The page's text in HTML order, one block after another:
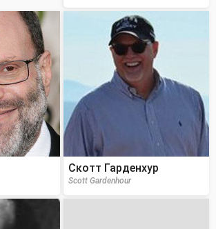
Скотт Гарденхур
Scott Gardenhour